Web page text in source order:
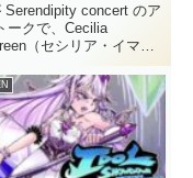
Serendipity concert のア
ークで、Cecilia
（セシリア・イマー
） の violin solo につい
した。演出の見どころに
自身も関わった小道具の